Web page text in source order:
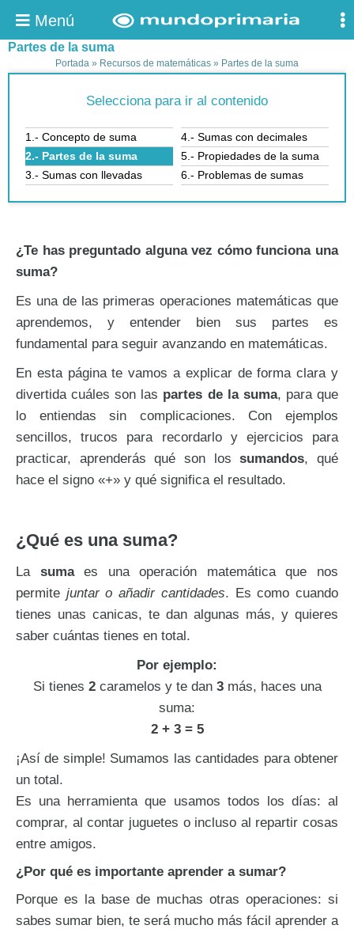
Menú
Partes de la suma
Portada » Recursos de matemáticas » Partes de la suma
Selecciona para ir al contenido
1.- Concepto de suma
2.- Partes de la suma
3.- Sumas con llevadas
4.- Sumas con decimales
5.- Propiedades de la suma
6.- Problemas de sumas
¿Te has preguntado alguna vez cómo funciona una
suma?
Es una de las primeras operaciones matemáticas que
aprendemos, y entender bien sus partes es
fundamental para seguir avanzando en matemáticas.
En esta página te vamos a explicar de forma clara y
divertida cuáles son las partes de la suma, para que
lo entiendas sin complicaciones. Con ejemplos
sencillos, trucos para recordarlo y ejercicios para
practicar, aprenderás qué son lossumandos, qué
hace el signo «+» y qué significa el resultado.
¿Qué es una suma?
La sumaes una operación matemática que nos
permite juntar o añadir cantidades. Es como cuando
tienes unas canicas, te dan algunas más, y quieres
saber cuántas tienes en total.
Por ejemplo:
Si tienes 2caramelos y te dan 3más, haces una
suma:
2 + 3 = 5
¡Así de simple! Sumamos las cantidades para obtener
un total.
Es una herramienta que usamos todos los días: al
comprar, al contar juguetes o incluso al repartir cosas
entre amigos.
¿Por qué es importante aprender a sumar?
Porque es la base de muchas otras operaciones: si
sabes sumar bien, te será mucho más fácil aprender a